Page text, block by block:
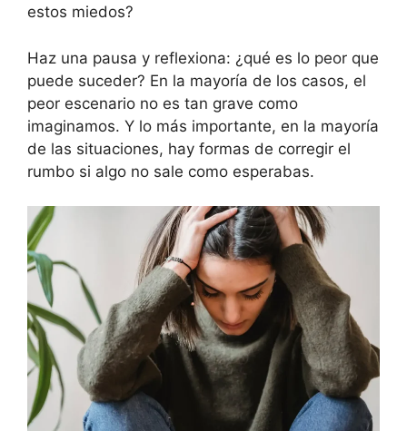
estos miedos?
Haz una pausa y reflexiona: ¿qué es lo peor que
puede suceder? En la mayoría de los casos, el
peor escenario no es tan grave como
imaginamos. Y lo más importante, en la mayoría
de las situaciones, hay formas de corregir el
rumbo si algo no sale como esperabas.